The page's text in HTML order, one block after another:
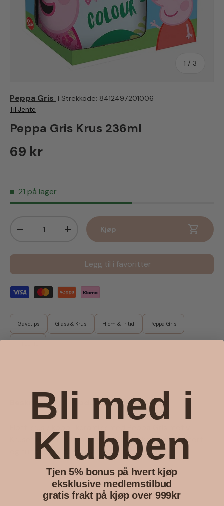
1 / av
3
Peppa Gris | Strekkode: 8412497201006
Til Jente
Peppa Gris Krus 236ml
Vanlig pris
69 kr
21 på lager
Senk antall
Øk antall Kjøp
Legg til i favoritter
Gavetips Glass & Krus Hjem & fritid Peppa Gris
Beskrivelse Produktanmeldelser
Kruset rommer 236ml og er derfor ikke så altfor stort
og tungt som de største voksenkrusene.
Bli med i
Klubben
Tjen 5% bonus på hvert kjøp
eksklusive medlemstilbud
gratis frakt på kjøp over 999kr